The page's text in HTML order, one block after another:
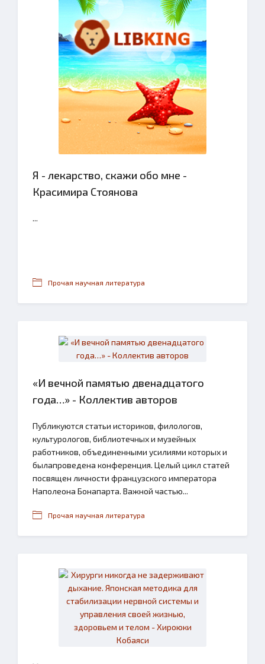
Я - лекарство, скажи обо мне -
Красимира Стоянова
...
Прочая научная литература
«И вечной памятью двенадцатого
года…» - Коллектив авторов
Публикуются статьи историков, филологов,
культурологов, библиотечных и музейных
работников, объединенными усилиями которых и
былапроведена конференция. Целый цикл статей
посвящен личности французского императора
Наполеона Бонапарта. Важной частью...
Прочая научная литература